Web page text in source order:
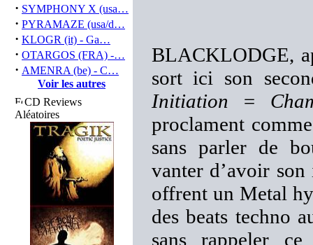
· SYMPHONY X (usa…
· PYRAMAZE (usa/d…
· KLOGR (it) - Ga…
· OTARGOS (FRA) -…
· AMENRA (be) - C…
Voir les autres
CD Reviews
Aléatoires
BLACKLODGE,
sort ici son
Initiation =
proclament
sans parler de
vanter d’avoir
offrent un Metal
des beats techno
sans rappeler